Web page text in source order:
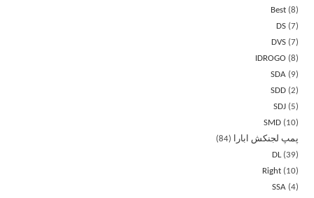
Best 8
DS 7
DVS 7
IDROGO
8
SDA
9
SDD 2
SDJ
5
SMD
10
پمپ لجنکش ابارا
84
DL 39
Right
10
SSA 4